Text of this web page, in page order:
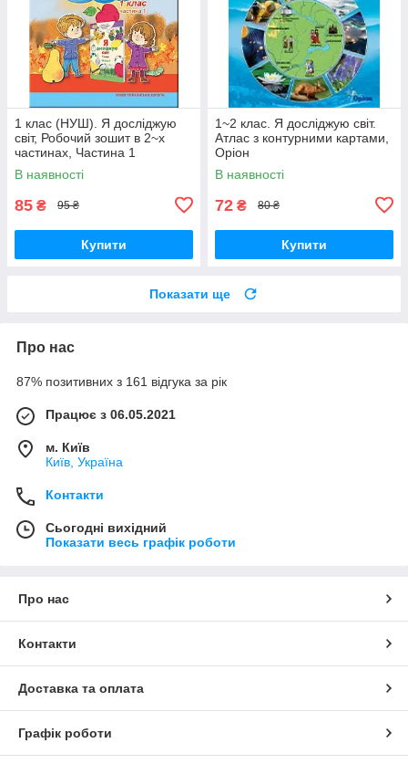
1 клас (НУШ). Я досліджую
світ, Робочий зошит в 2~х
частинах, Частина 1
(Гільберг Т., Тарнавська С.,
Павич Н.), Генеза
В наявності
85 ₴ 95 ₴
Купити
1~2 клас. Я досліджую світ.
Атлас з контурними картами,
Оріон
В наявності
72 ₴ 80 ₴
Купити
Показати ще
Про нас
87% позитивних з 161 відгука за рік
Працює з 06.05.2021
м. Київ
Київ, Україна
Контакти
Сьогодні вихідний
Показати весь графік роботи
Про нас
Контакти
Доставка та оплата
Графік роботи